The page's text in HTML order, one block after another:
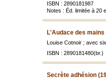
ISBN : 2890181987
Notes : Éd. limitée à 20
L'Audace des mains
Louise Cotnoir ; avec
ISBN : 2890181480(br.)
Secrète adhésion